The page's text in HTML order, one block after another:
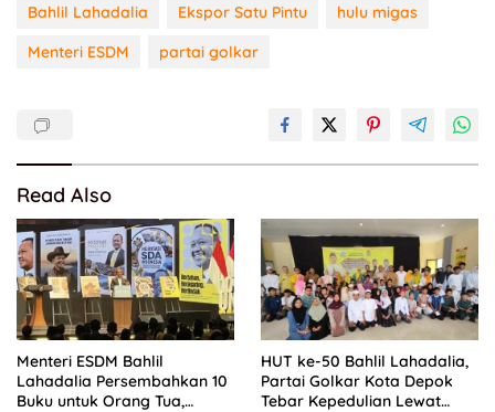
Bahlil Lahadalia Ekspor Satu Pintu
hulu migas
Menteri ESDM
partai golkar
Read Also
Menteri ESDM Bahlil
Lahadalia Persembahkan 10
Buku untuk Orang Tua,
HUT ke-50 Bahlil Lahadalia,
Partai Golkar Kota Depok
Tebar Kepedulian Lewat